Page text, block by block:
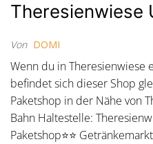
Theresienwiese
Von DOMI
Wenn du in Theresienwiese
befindet sich dieser Shop
Paketshop in der Nähe von
Bahn Haltestelle:
Paketshop⭐⭐